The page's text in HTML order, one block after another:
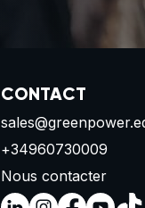
CONTACT
+34960730009
Nous contacter